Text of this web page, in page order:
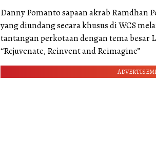
Danny Pomanto sapaan akrab Ramdhan
yang diundang secara khusus di WCS
tantangan perkotaan dengan tema besar
“Rejuvenate, Reinvent and Reimagine”